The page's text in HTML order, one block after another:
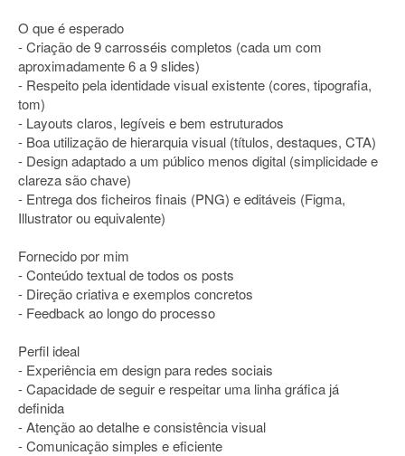
O que é esperado
- Criação de 9 carrosséis completos (cada um com
aproximadamente 6 a 9 slides)
- Respeito pela identidade visual existente (cores, tipografia,
tom)
- Layouts claros, legíveis e bem estruturados
- Boa utilização de hierarquia visual (títulos, destaques, CTA)
- Design adaptado a um público menos digital (simplicidade e
clareza são chave)
- Entrega dos ficheiros finais (PNG) e editáveis (Figma,
Illustrator ou equivalente)
Fornecido por mim
- Conteúdo textual de todos os posts
- Direção criativa e exemplos concretos
- Feedback ao longo do processo
Perfil ideal
- Experiência em design para redes sociais
- Capacidade de seguir e respeitar uma linha gráfica já
definida
- Atenção ao detalhe e consistência visual
- Comunicação simples e eficiente